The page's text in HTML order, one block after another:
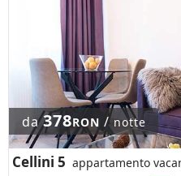
da378RON / notte
Cellini 5 appartamento